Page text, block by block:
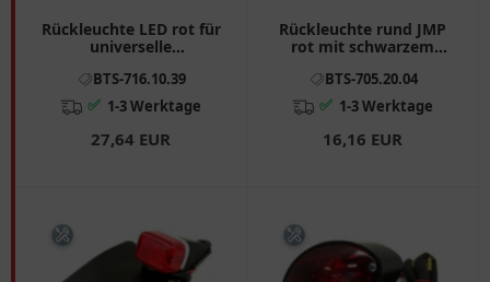
Rückleuchte LED rot für
universelle
BTS-716.10.39
✅ 1-3 Werktage
27,64 EUR
Rückleuchte rund JMP
rot mit schwarzem
BTS-705.20.04
✅ 1-3 Werktage
16,16 EUR